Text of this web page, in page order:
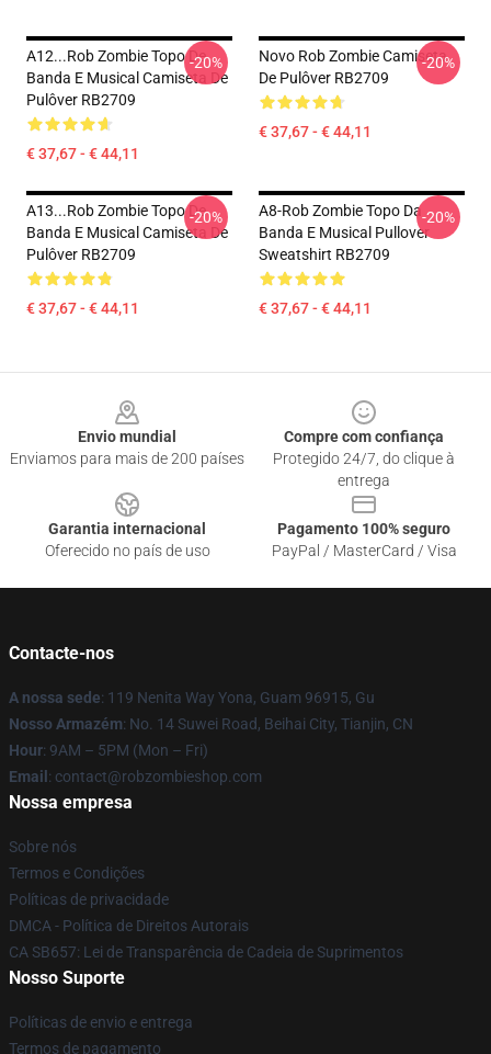
A12...rob Zombie Topo De
Banda E Musical Camiseta De
Pulôver RB2709
€ 37,67 - € 44,11
-20%
Novo Rob Zombie Camiseta
De Pulôver RB2709
€ 37,67 - € 44,11
-20%
A13...rob Zombie Topo De
Banda E Musical Camiseta De
Pulôver RB2709
€ 37,67 - € 44,11
-20%
A8-Rob Zombie Topo Da
Banda E Musical Pullover
Sweatshirt RB2709
€ 37,67 - € 44,11
-20%
Envio mundial
Enviamos para mais de 200 países
Compre com confiança
Protegido 24/7, do clique à
entrega
Garantia internacional
Oferecido no país de uso
Pagamento 100% seguro
PayPal / MasterCard / Visa
Contacte-nos
A nossa sede: 119 Nenita Way Yona, Guam 96915, Gu
Nosso Armazém: No. 14 Suwei Road, Beihai City, Tianjin, CN
Hour: 9AM – 5PM (Mon – Fri)
Email : contact@robzombieshop.com
Nossa empresa
Sobre nós
Termos e Condições
Políticas de privacidade
DMCA - Política de Direitos Autorais
CA SB657: Lei de Transparência de Cadeia de Suprimentos
Nosso Suporte
Políticas de envio e entrega
Termos de pagamento